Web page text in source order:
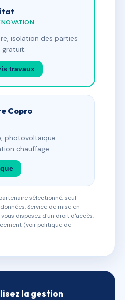
isolation des parties
gratuit.
travaux
Copro
photovoltaïque
chauffage.
sélectionné, seul
Service de mise en
disposez d'un droit d'accès,
(voir politique de
la gestion